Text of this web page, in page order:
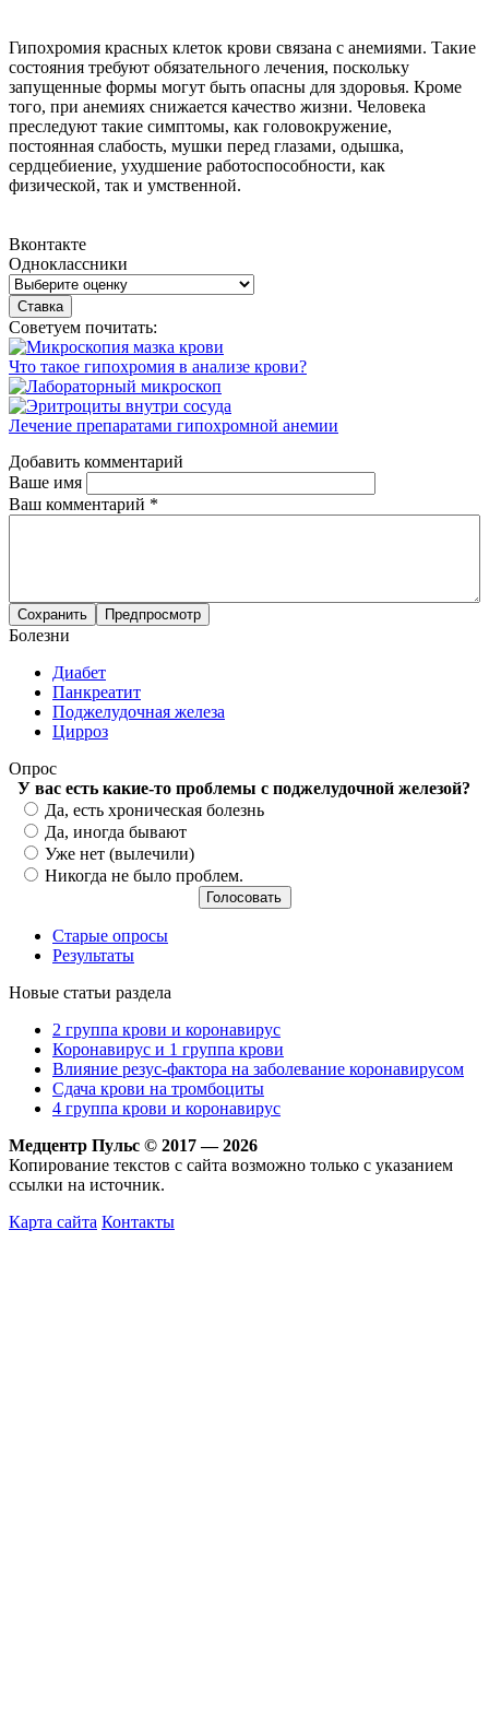
Гипохромия красных клеток крови связана с анемиями. Такие
состояния требуют обязательного лечения, поскольку
запущенные формы могут быть опасны для здоровья. Кроме
того, при анемиях снижается качество жизни. Человека
преследуют такие симптомы, как головокружение,
постоянная слабость, мушки перед глазами, одышка,
сердцебиение, ухудшение работоспособности, как
физической, так и умственной.
Вконтакте
Одноклассники
Советуем почитать:
Что такое гипохромия в анализе крови?
Лечение препаратами гипохромной анемии
Добавить комментарий
Ваше имя
Ваш комментарий *
Болезни
Диабет
Панкреатит
Поджелудочная железа
Цирроз
Опрос
У вас есть какие-то проблемы с поджелудочной железой?
Варианты
Да, есть хроническая болезнь
Да, иногда бывают
Уже нет (вылечили)
Никогда не было проблем.
Старые опросы
Результаты
Новые статьи раздела
2 группа крови и коронавирус
Коронавирус и 1 группа крови
Влияние резус-фактора на заболевание коронавирусом
Сдача крови на тромбоциты
4 группа крови и коронавирус
Медцентр Пульс © 2017 — 2026
Копирование текстов с сайта возможно только с указанием
ссылки на источник.
Карта сайта Контакты